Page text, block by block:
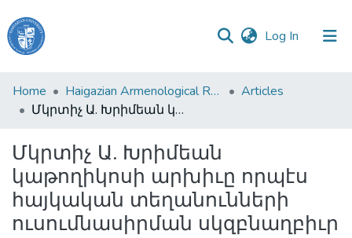
Log In (current)
Haigazian
University
&
Collections
All of DSpace
Home Haigazian Armenological Review
Articles
Մկրտիչ Ա. Խրիմեան կաթողիկոսի արխիւը որպէս հայկական տեղանունների ուսումնասիրման սկզբնաղբիւր
Մկրտիչ Ա. Խրիմեան
կաթողիկոսի արխիւը որպէս
հայկական տեղանունների
ուսումնասիրման սկզբնաղբիւր